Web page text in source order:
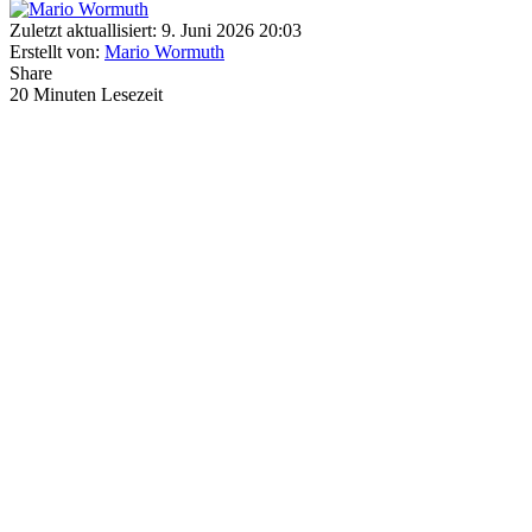
Zuletzt aktuallisiert: 9. Juni 2026 20:03
Erstellt von: Mario Wormuth
Share
20 Minuten Lesezeit